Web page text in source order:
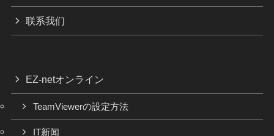
联系我们
EZ-netオンライン
TeamViewerの設定方法
IT新闻